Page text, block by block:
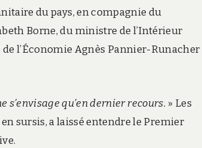
du pays, en compagnie du
Borne, du ministre de l’Intérieur
l’Économie Agnès Pannier-Runacher
s’envisage qu’en dernier recours. » Les
sursis, a laissé entendre le Premier